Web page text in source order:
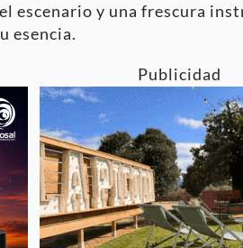
escenario y una frescura
esencia.
Publicidad